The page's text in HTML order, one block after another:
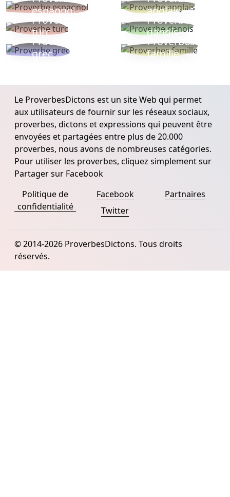
espagnol
anglais
Proverbe
turc
Proverbe
danois
Proverbe
grec
Proverbes
famille
Le ProverbesDictons est un site Web qui permet
aux utilisateurs de fournir sur les réseaux sociaux,
proverbes, dictons et expressions qui peuvent être
envoyées et partagées entre plus de 20.000
proverbes, nous avons de nombreuses catégories.
Pour utiliser les proverbes, cliquez simplement sur
Partager sur Facebook
Politique de
confidentialité
Facebook
Twitter
Partnaires
© 2014-2026 ProverbesDictons. Tous droits
réservés.